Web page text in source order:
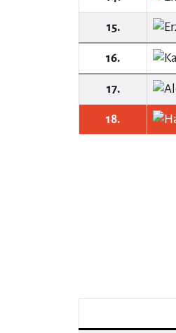
15.
16.
17.
18.